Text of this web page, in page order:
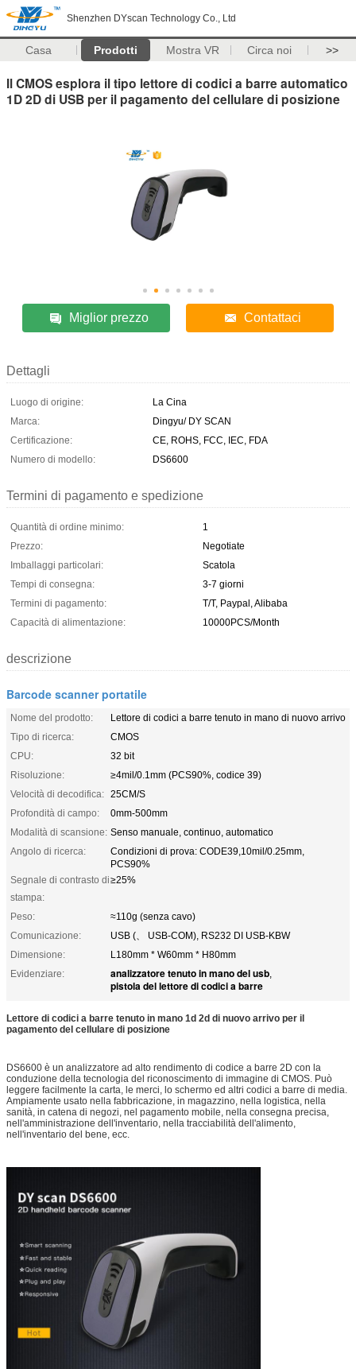
Shenzhen DYscan Technology Co., Ltd
Casa Prodotti Mostra VR Circa noi >>
Il CMOS esplora il tipo lettore di codici a barre automatico
1D 2D di USB per il pagamento del cellulare di posizione
Miglior prezzo Contattaci
Dettagli
Luogo di origine:
La Cina
Marca:
Dingyu/ DY SCAN
Certificazione:
CE, ROHS, FCC, IEC, FDA
Numero di modello:
DS6600
Termini di pagamento e spedizione
Quantità di ordine minimo:
1
Prezzo:
Negotiate
Imballaggi particolari:
Scatola
Tempi di consegna:
3-7 giorni
Termini di pagamento:
T/T, Paypal, Alibaba
Capacità di alimentazione:
10000PCS/Month
descrizione
Barcode scanner portatile
Nome del prodotto:
Lettore di codici a barre tenuto in mano di nuovo arrivo
Tipo di ricerca:
CMOS
CPU:
32 bit
Risoluzione:
≥4mil/0.1mm (PCS90%, codice 39)
Velocità di decodifica: 25CM/S
Profondità di campo:
0mm-500mm
Modalità di scansione: Senso manuale, continuo, automatico
Angolo di ricerca:
Condizioni di prova: CODE39,10mil/0.25mm,
PCS90%
Segnale di contrasto di
stampa:
≥25%
Peso:
≈110g (senza cavo)
Comunicazione:
USB (、 USB-COM), RS232 DI USB-KBW
Dimensione:
L180mm * W60mm * H80mm
Evidenziare:
analizzatore tenuto in mano del usb,
pistola del lettore di codici a barre
Lettore di codici a barre tenuto in mano 1d 2d di nuovo arrivo per il
pagamento del cellulare di posizione
DS6600 è un analizzatore ad alto rendimento di codice a barre 2D con la
conduzione della tecnologia del riconoscimento di immagine di CMOS. Può
leggere facilmente la carta, le merci, lo schermo ed altri codici a barre di media.
Ampiamente usato nella fabbricazione, in magazzino, nella logistica, nella
sanità, in catena di negozi, nel pagamento mobile, nella consegna precisa,
nell'amministrazione dell'inventario, nella tracciabilità dell'alimento,
nell'inventario del bene, ecc.